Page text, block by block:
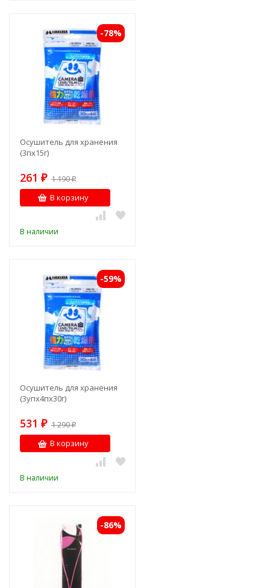
-78%
Осушитель для хранения
(3пх15г)
261 ₽ 1 190₽
В корзину
В наличии
-59%
Осушитель для хранения
(3упх4пх30г)
531 ₽ 1 290₽
В корзину
В наличии
-86%